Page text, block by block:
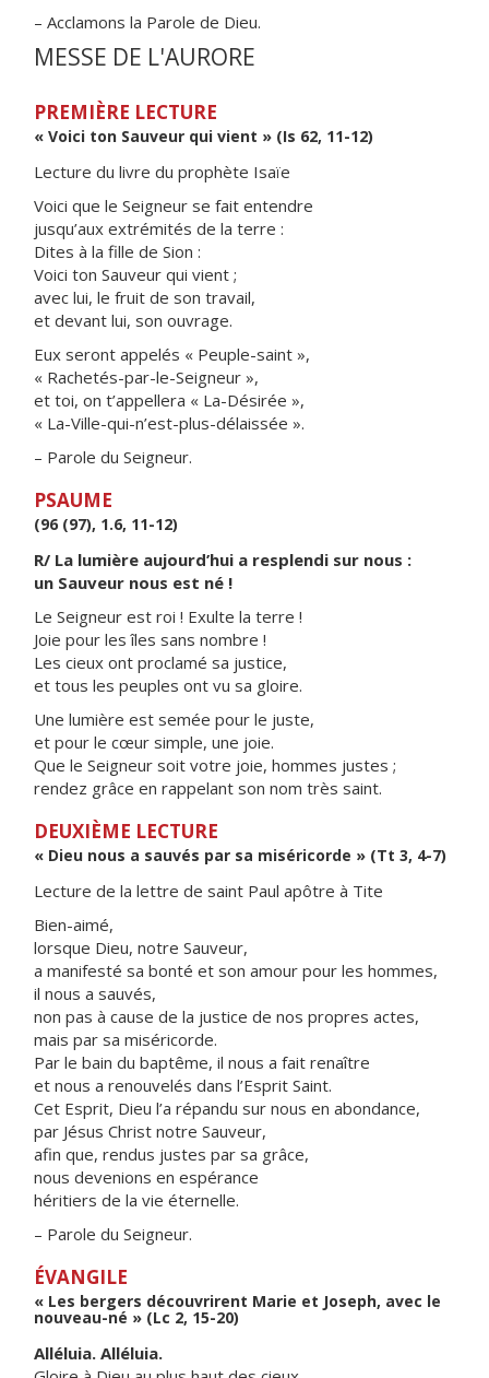
– Acclamons la Parole de Dieu.
MESSE DE L'AURORE
PREMIÈRE LECTURE
« Voici ton Sauveur qui vient » (Is 62, 11-12)
Lecture du livre du prophète Isaïe
Voici que le Seigneur se fait entendre
jusqu’aux extrémités de la terre :
Dites à la fille de Sion :
Voici ton Sauveur qui vient ;
avec lui, le fruit de son travail,
et devant lui, son ouvrage.
Eux seront appelés « Peuple-saint »,
« Rachetés-par-le-Seigneur »,
et toi, on t’appellera « La-Désirée »,
« La-Ville-qui-n’est-plus-délaissée ».
– Parole du Seigneur.
PSAUME
(96 (97), 1.6, 11-12)
R/ La lumière aujourd’hui a resplendi sur nous :
un Sauveur nous est né !
Le Seigneur est roi ! Exulte la terre !
Joie pour les îles sans nombre !
Les cieux ont proclamé sa justice,
et tous les peuples ont vu sa gloire.
Une lumière est semée pour le juste,
et pour le cœur simple, une joie.
Que le Seigneur soit votre joie, hommes justes ;
rendez grâce en rappelant son nom très saint.
DEUXIÈME LECTURE
« Dieu nous a sauvés par sa miséricorde » (Tt 3, 4-7)
Lecture de la lettre de saint Paul apôtre à Tite
Bien-aimé,
lorsque Dieu, notre Sauveur,
a manifesté sa bonté et son amour pour les hommes,
il nous a sauvés,
non pas à cause de la justice de nos propres actes,
mais par sa miséricorde.
Par le bain du baptême, il nous a fait renaître
et nous a renouvelés dans l’Esprit Saint.
Cet Esprit, Dieu l’a répandu sur nous en abondance,
par Jésus Christ notre Sauveur,
afin que, rendus justes par sa grâce,
nous devenions en espérance
héritiers de la vie éternelle.
– Parole du Seigneur.
ÉVANGILE
« Les bergers découvrirent Marie et Joseph, avec le
nouveau-né » (Lc 2, 15-20)
Alléluia. Alléluia.